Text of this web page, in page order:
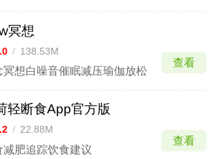
冥想
/ 138.53M
冥想白噪音催眠减压瑜伽放松
查看
轻断食App官方版
/ 22.88M
减肥追踪饮食建议
查看